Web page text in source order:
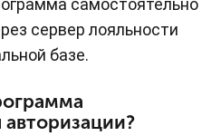
самостоятельно
сервер лояльности
базе.